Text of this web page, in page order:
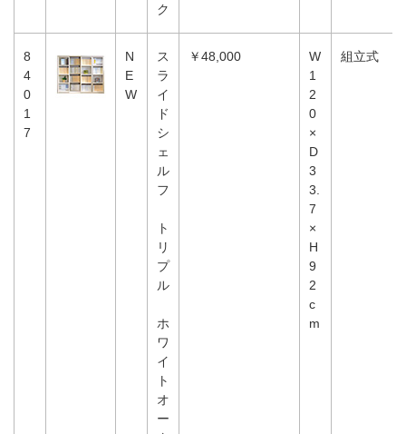
ク
8
4
0
1
7
N
E
W
ス
ラ
イ
ド
シ
ェ
ル
フ
ト
リ
プ
ル
ホ
ワ
イ
ト
オ
ー
￥48,000
W
1
2
0
×
D
3
3.
7
×
H
9
2
c
m
組立式